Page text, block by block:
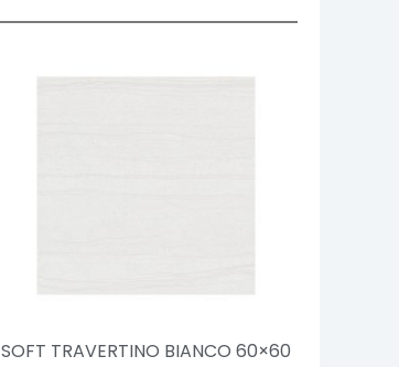
SOFT TRAVERTINO BIANCO 60×60